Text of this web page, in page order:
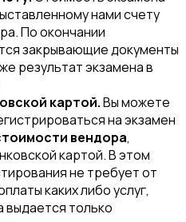
нами счету
По окончании
закрывающие документы
результат экзамена в
картой.Вы можете
на экзамен
вендора,
картой. В этом
не требует от
каких либо услуг,
выдается только